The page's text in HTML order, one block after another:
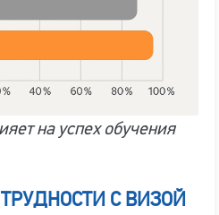
на успех обучения
С ВИЗОЙ